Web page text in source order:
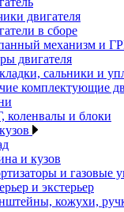
двигателя
в сборе
механизм и
двигателя
сальники и
комплектующие
коленвалы и блоки
и кузов
и газовые
и экстерьер
кожухи,